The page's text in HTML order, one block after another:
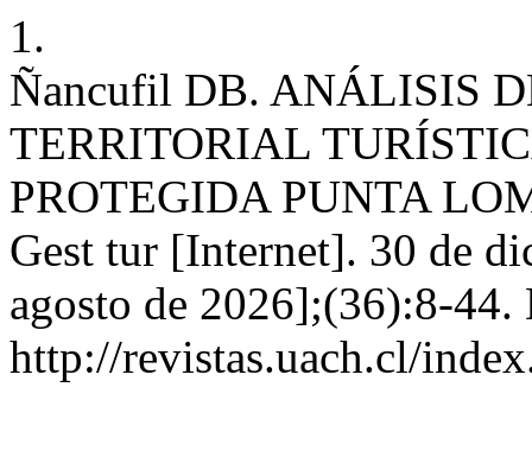
1.
Ñancufil DB. ANÁLISIS
TERRITORIAL
PROTEGIDA PUNTA
Gest tur [Internet]. 30 de
agosto de 2026];(36):8-44.
http://revistas.uach.cl/